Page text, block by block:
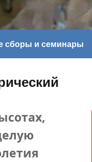
сборы и семинары